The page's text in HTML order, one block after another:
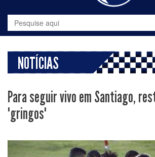
NOTÍCIAS
Para seguir vivo em Santiago,
"gringos"